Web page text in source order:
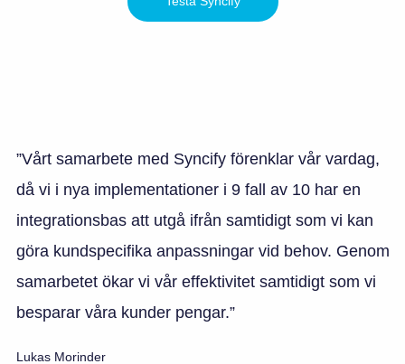
”Vårt samarbete med Syncify förenklar vår vardag,
då vi i nya implementationer i 9 fall av 10 har en
integrationsbas att utgå ifrån samtidigt som vi kan
göra kundspecifika anpassningar vid behov. Genom
samarbetet ökar vi vår effektivitet samtidigt som vi
besparar våra kunder pengar.”
Lukas Morinder